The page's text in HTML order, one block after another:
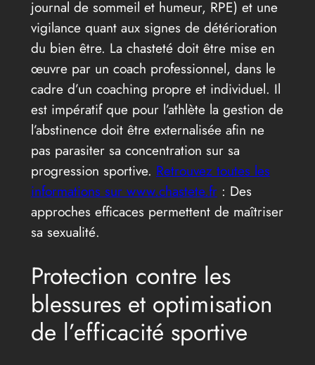
journal de sommeil et humeur, RPE) et une
vigilance quant aux signes de détérioration
du bien être. La chasteté doit être mise en
œuvre par un coach professionnel, dans le
cadre d’un coaching propre et individuel. Il
est impératif que pour l’athlète la gestion de
l’abstinence doit être externalisée afin ne
pas parasiter sa concentration sur sa
progression sportive. Retrouvez toutes les
informations sur www.chastete.fr: Des
approches efficaces permettent de maîtriser
sa sexualité.
Protection contre les
blessures et optimisation
de l’efficacité sportive